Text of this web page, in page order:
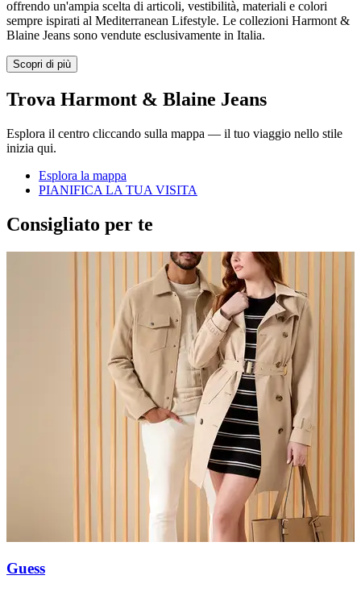
offrendo un'ampia scelta di articoli, vestibilità, materiali e colori
sempre ispirati al Mediterranean Lifestyle. Le collezioni Harmont &
Blaine Jeans sono vendute esclusivamente in Italia.
Scopri di più
Trova Harmont & Blaine Jeans
Esplora il centro cliccando sulla mappa — il tuo viaggio nello stile
inizia qui.
Esplora la mappa
PIANIFICA LA TUA VISITA
Consigliato per te
Guess